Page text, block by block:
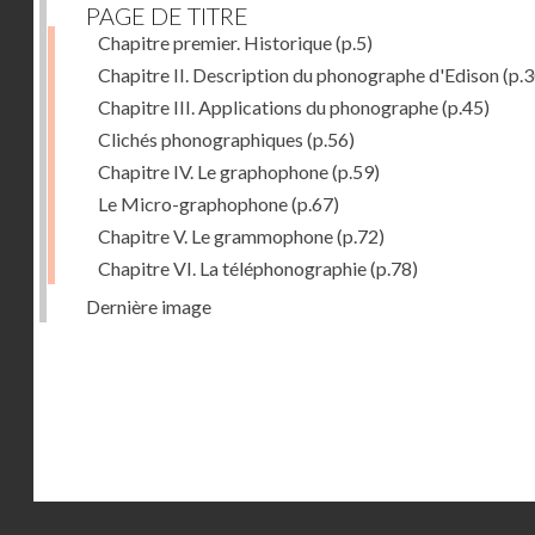
PAGE DE TITRE
Chapitre premier. Historique(p.5)
Chapitre II. Description du phonographe d'Edison
Chapitre III. Applications du phonographe(p.45)
Clichés phonographiques (p.56)
Chapitre IV. Le graphophone(p.59)
Le Micro-graphophone(p.67)
Chapitre V. Le grammophone(p.72)
Chapitre VI. La téléphonographie(p.78)
Dernière image